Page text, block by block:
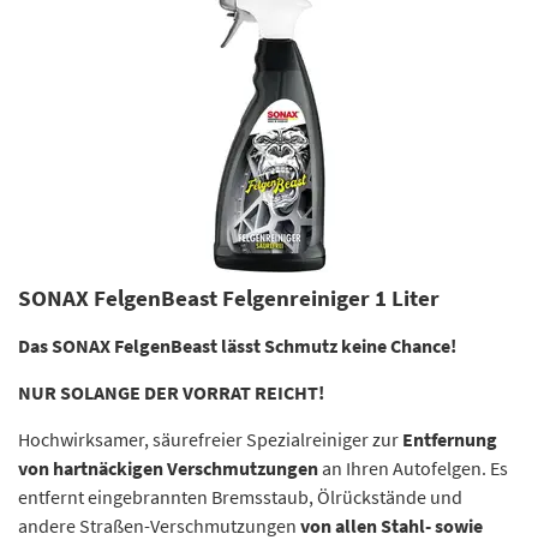
SONAX FelgenBeast Felgenreiniger 1 Liter
Das SONAX FelgenBeast lässt Schmutz keine Chance!
NUR SOLANGE DER VORRAT REICHT!
Hochwirksamer, säurefreier Spezialreiniger zur Entfernung
von hartnäckigen Verschmutzungenan Ihren Autofelgen. Es
entfernt eingebrannten Bremsstaub, Ölrückstände und
andere Straßen-Verschmutzungen von allen Stahl- sowie